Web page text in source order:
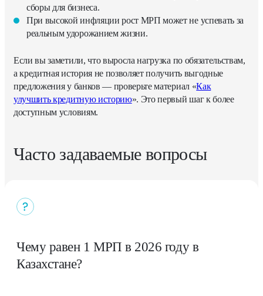
сборы для бизнеса.
При высокой инфляции рост МРП может не успевать за
реальным удорожанием жизни.
Если вы заметили, что выросла нагрузка по обязательствам,
а кредитная история не позволяет получить выгодные
предложения у банков — проверьте материал «Как
улучшить кредитную историю». Это первый шаг к более
доступным условиям.
Часто задаваемые вопросы
Чему равен 1 МРП в 2026 году в
Казахстане?